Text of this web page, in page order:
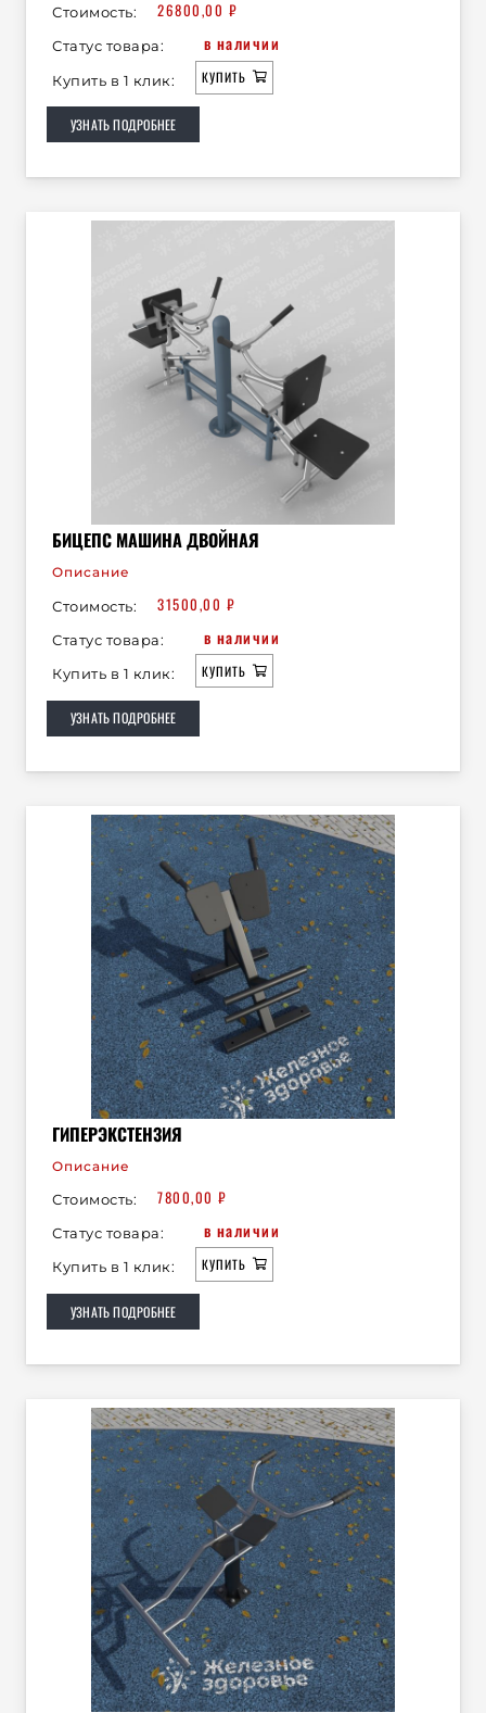
Стоимость: 26800,00 ₽
Статус товара: в наличии
Купить в 1 клик: КУПИТЬ
УЗНАТЬ ПОДРОБНЕЕ
БИЦЕПС МАШИНА ДВОЙНАЯ
Описание
Стоимость: 31500,00 ₽
Статус товара: в наличии
Купить в 1 клик: КУПИТЬ
УЗНАТЬ ПОДРОБНЕЕ
ГИПЕРЭКСТЕНЗИЯ
Описание
Стоимость: 7800,00₽
Статус товара: в наличии
Купить в 1 клик: КУПИТЬ
УЗНАТЬ ПОДРОБНЕЕ